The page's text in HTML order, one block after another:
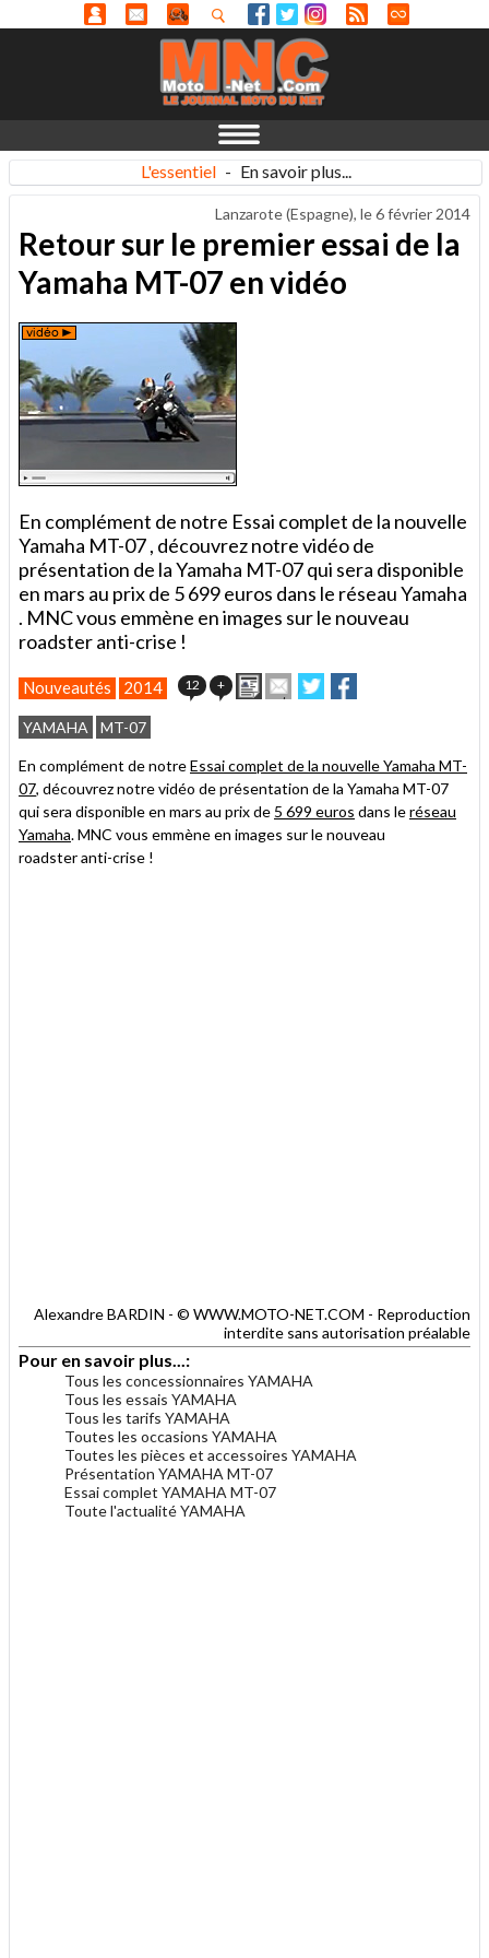
L'essentiel - En savoir plus...
Lanzarote (Espagne), le6 février 2014
Retour sur le premier essai de la
Yamaha MT-07 en vidéo
En complément de notre Essai complet de la nouvelle
Yamaha MT-07 , découvrez notre vidéo de
présentation de la Yamaha MT-07 qui sera disponible
en mars au prix de 5 699 euros dans le réseau Yamaha
. MNC vous emmène en images sur le nouveau
roadster anti-crise !
Nouveautés 2014 12 + ImprimerEnvoyer
cet
un
ami
Partager
sur
sur
YAMAHA MT-07
En complément de notreEssai complet de la nouvelle Yamaha MT-
07, découvrez notre vidéo de présentation de la Yamaha MT-07
qui sera disponible en mars au prix de 5 699 euros dans leréseau
Yamaha. MNC vous emmène en images sur le nouveau
roadster anti-crise !
Alexandre BARDIN - © WWW.MOTO-NET.COM - Reproduction
interdite sans autorisation préalable
Pour en savoir plus...:
Tous les concessionnaires YAMAHA
Tous les essais YAMAHA
Tous les tarifs YAMAHA
Toutes les occasions YAMAHA
Toutes les pièces et accessoires YAMAHA
Présentation YAMAHA MT-07
Essai complet YAMAHA MT-07
Toute l'actualité YAMAHA